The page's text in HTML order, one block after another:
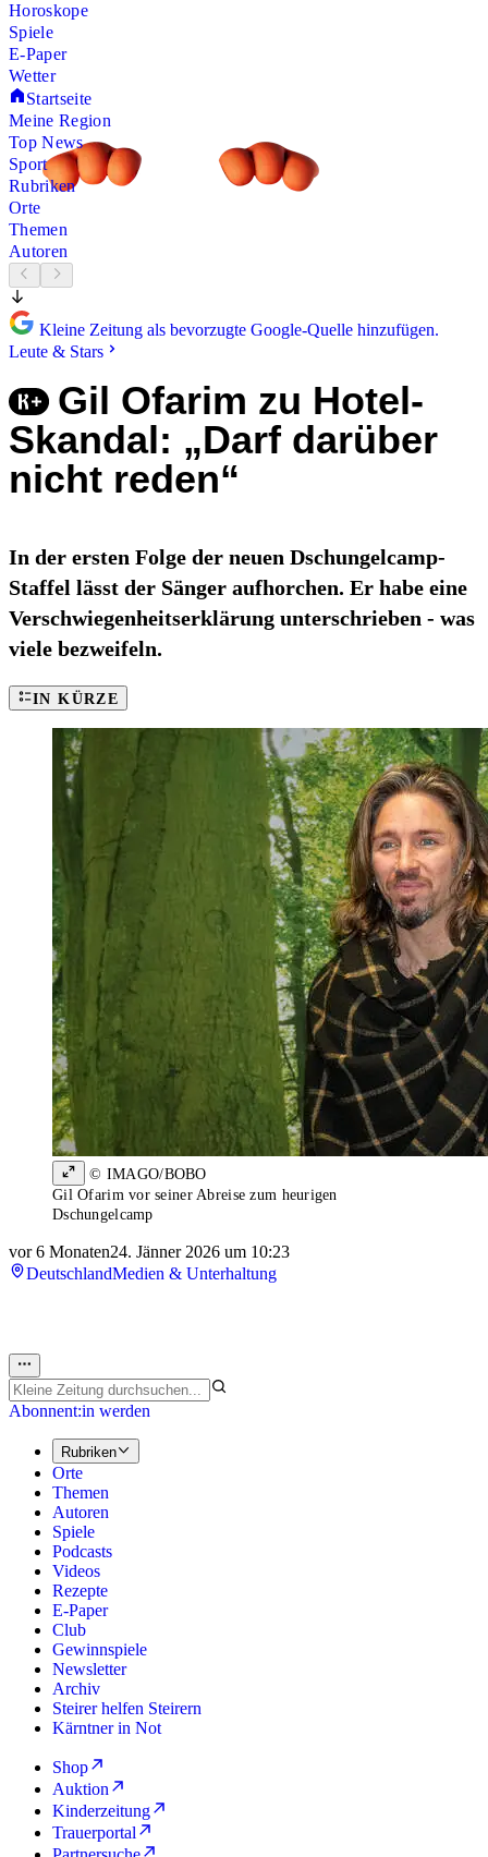
Horoskope
Spiele
E-Paper
Wetter
Startseite
Meine Region
Top News
Sport
Rubriken
Orte
Themen
Autoren
Kleine Zeitung als bevorzugte Google-Quelle hinzufügen.
Leute & Stars
Gil Ofarim zu Hotel-
Skandal: „Darf darüber
nicht reden“
In der ersten Folge der neuen Dschungelcamp-
Staffel lässt der Sänger aufhorchen. Er habe eine
Verschwiegenheitserklärung unterschrieben - was
viele bezweifeln.
IN KÜRZE
© IMAGO/BOBO
Gil Ofarim vor seiner Abreise zum heurigen
Dschungelcamp
vor 6 Monaten24. Jänner 2026 um 10:23
DeutschlandMedien & Unterhaltung
Abonnent:in werden
Rubriken
Orte
Themen
Autoren
Spiele
Podcasts
Videos
Rezepte
E-Paper
Club
Gewinnspiele
Newsletter
Archiv
Steirer helfen Steirern
Kärntner in Not
Shop
Auktion
Kinderzeitung
Trauerportal